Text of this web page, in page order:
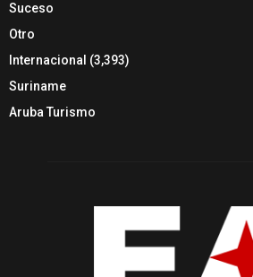
Suceso
Otro
Internacional (3,393)
Suriname
Aruba Turismo